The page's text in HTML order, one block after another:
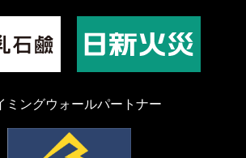
ミングウォールパートナー